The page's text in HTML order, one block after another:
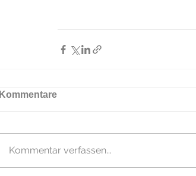
Kommentare
Kommentar verfassen...